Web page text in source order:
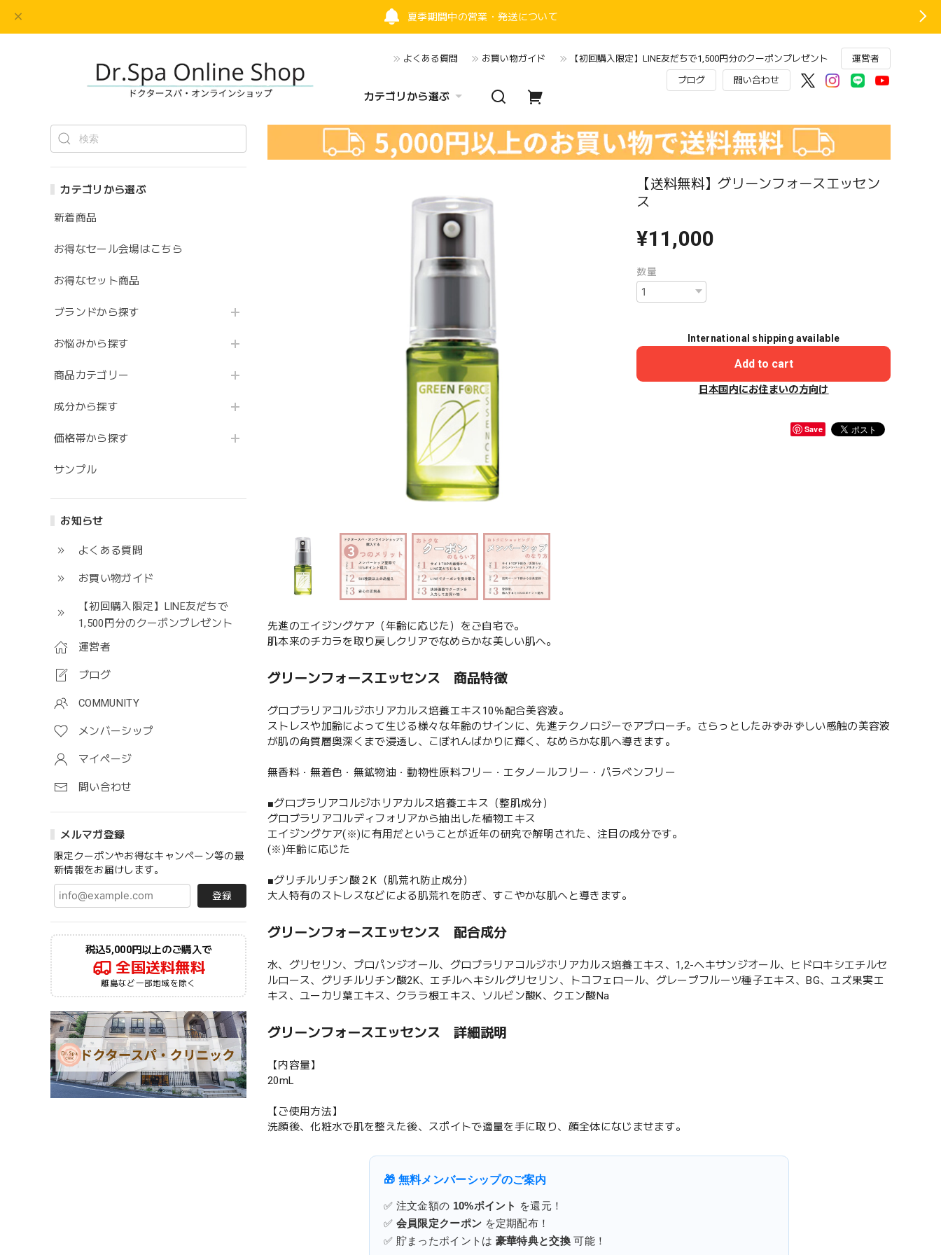
夏季期間中の営業・発送について
よくある質問 お買い物ガイド 【初回購入限定】LINE友だちで1,500円分のクーポンプレゼント 運営者
ブログ 問い合わせ
カテゴリから選ぶ
カテゴリから選ぶ
新着商品
お得なセール会場はこちら
お得なセット商品
ブランドから探す
お悩みから探す
商品カテゴリー
成分から探す
価格帯から探す
サンプル
お知らせ
よくある質問
お買い物ガイド
【初回購入限定】LINE友だちで
1,500円分のクーポンプレゼント
運営者
ブログ
COMMUNITY
メンバーシップ
マイページ
問い合わせ
メルマガ登録
限定クーポンやお得なキャンペーン等の最
新情報をお届けします。
登録
税込5,000円以上のご購入で
全国送料無料
離島など一部地域を除く
【送料無料】グリーンフォースエッセン
ス
¥11,000
数量
International shipping available
Add to cart
日本国内にお住まいの方向け
Save
先進のエイジングケア（年齢に応じた）をご自宅で。
肌本来のチカラを取り戻しクリアでなめらかな美しい肌へ。
グリーンフォースエッセンス 商品特徴
グロブラリアコルジホリアカルス培養エキス10％配合美容液。
ストレスや加齢によって生じる様々な年齢のサインに、先進テクノロジーでアプローチ。さらっとしたみずみずしい感触の美容液
が肌の角質層奥深くまで浸透し、こぼれんばかりに輝く、なめらかな肌へ導きます。
無香料・無着色・無鉱物油・動物性原料フリー・エタノールフリー・パラベンフリー
■グロブラリアコルジホリアカルス培養エキス（整肌成分）
グロブラリアコルディフォリアから抽出した植物エキス
エイジングケア(※)に有用だということが近年の研究で解明された、注目の成分です。
(※)年齢に応じた
■グリチルリチン酸２K（肌荒れ防止成分）
大人特有のストレスなどによる肌荒れを防ぎ、すこやかな肌へと導きます。
グリーンフォースエッセンス 配合成分
水、グリセリン、プロパンジオール、グロブラリアコルジホリアカルス培養エキス、1,2-ヘキサンジオール、ヒドロキシエチルセ
ルロース、グリチルリチン酸2K、エチルヘキシルグリセリン、トコフェロール、グレープフルーツ種子エキス、BG、ユズ果実エ
キス、ユーカリ葉エキス、クララ根エキス、ソルビン酸K、クエン酸Na
グリーンフォースエッセンス 詳細説明
【内容量】
20mL
【ご使用方法】
洗顔後、化粧水で肌を整えた後、スポイトで適量を手に取り、顔全体になじませます。
🎁 無料メンバーシップのご案内
✅ 注文金額の 10%ポイント
を還元！
✅ 会員限定クーポン を定期配布！
✅ 貯まったポイントは 豪華特典と交換 可能！